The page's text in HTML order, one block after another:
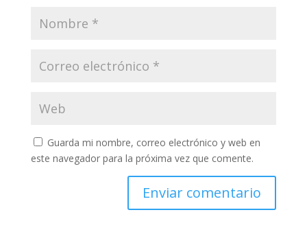
Guarda mi nombre, correo electrónico y web en
este navegador para la próxima vez que comente.